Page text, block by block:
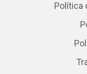
Política